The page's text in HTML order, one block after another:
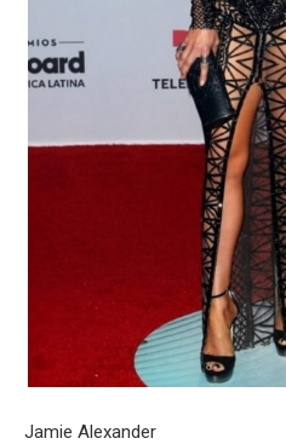
Jamie Alexander